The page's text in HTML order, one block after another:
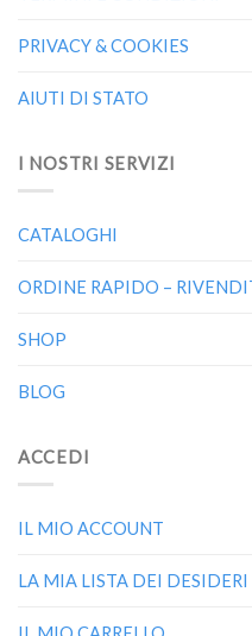
PRIVACY & COOKIES
AIUTI DI STATO
I NOSTRI SERVIZI
CATALOGHI
ORDINE RAPIDO –
SHOP
BLOG
ACCEDI
IL MIO ACCOUNT
LA MIA LISTA DEI DESIDERI